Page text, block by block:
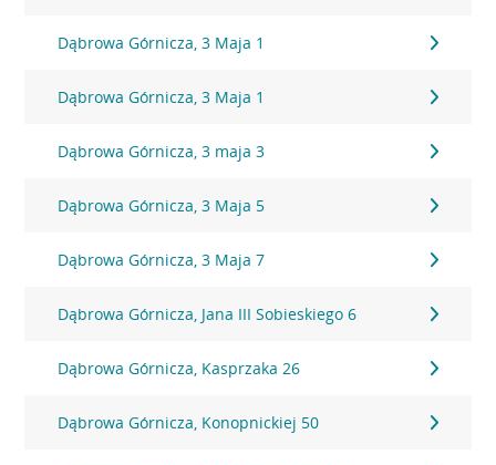
Dąbrowa Górnicza, 3 Maja 1
Dąbrowa Górnicza, 3 Maja 1
Dąbrowa Górnicza, 3 maja 3
Dąbrowa Górnicza, 3 Maja 5
Dąbrowa Górnicza, 3 Maja 7
Dąbrowa Górnicza, Jana III Sobieskiego 6
Dąbrowa Górnicza, Kasprzaka 26
Dąbrowa Górnicza, Konopnickiej 50